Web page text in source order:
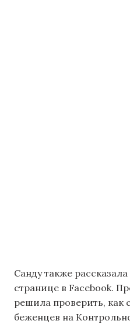
Санду также
странице в Facebook.
решила проверить, как
беженцев на